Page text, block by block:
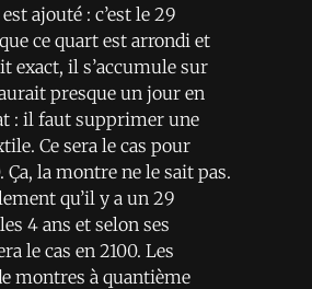
ajouté : c’est le 29
ce quart est arrondi et
exact, il s’accumule sur
presque un jour en
: il faut supprimer une
Ce sera le cas pour
Ça, la montre ne le sait pas.
qu’il y a un 29
4 ans et selon ses
le cas en 2100. Les
montres à quantième